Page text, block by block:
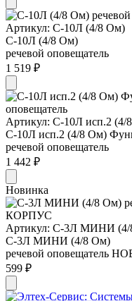
Артикул: С-10Л (4/8 Ом)
С-10Л (4/8 Ом)
речевой оповещатель
1 519 ₽
Артикул: С-10Л исп.2 (4/
С-10Л исп.2 (4/8 Ом)
речевой оповещатель
1 442 ₽
Новинка
Артикул: С-3Л МИНИ
С-3Л МИНИ (4/8 Ом)
речевой оповещатель
599 ₽